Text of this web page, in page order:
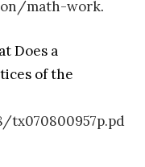
math-work.
Does a
of the
tx070800957p.pd